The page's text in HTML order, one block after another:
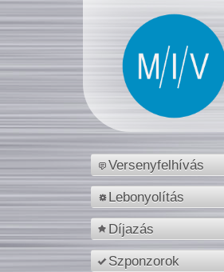
Versenyfelhívás
Lebonyolítás
Díjazás
Szponzorok